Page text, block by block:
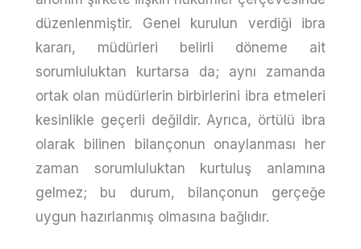
düzenlenmiştir. Genel kurulun verdiği ibra
kararı, müdürleri belirli döneme ait
sorumluluktan kurtarsa da; aynı zamanda
ortak olan müdürlerin birbirlerini ibra etmeleri
kesinlikle geçerli değildir. Ayrıca, örtülü ibra
olarak bilinen bilançonun onaylanması her
zaman sorumluluktan kurtuluş anlamına
gelmez; bu durum, bilançonun gerçeğe
uygun hazırlanmış olmasına bağlıdır.